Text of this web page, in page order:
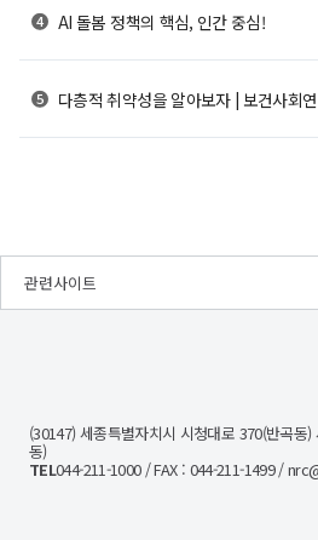
AI 돌봄 정책의 핵심, 인간 중심!
다층적 취약성을 알아보자 | 보건사회
관련사이트
문
사
회
연
(30147) 세종특별자치시 시청대로 370(반곡동
동)
TEL044-211-1000 / FAX : 044-211-1499 /